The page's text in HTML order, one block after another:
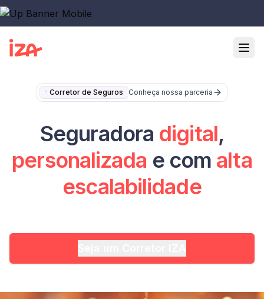
Corretor de Seguros Conheça nossa parceria
Seguradora digital,
personalizada e com alta
escalabilidade